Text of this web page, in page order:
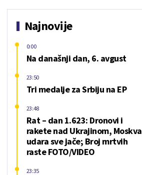
Najnovije
Na današnji dan, 6. avgust
0:00
Tri medalje za Srbiju na EP
23:50
Rat – dan 1.623: Dronovi i
rakete nad Ukrajinom, Moskva
udara sve jače; Broj mrtvih
raste FOTO/VIDEO
23:48
23:35